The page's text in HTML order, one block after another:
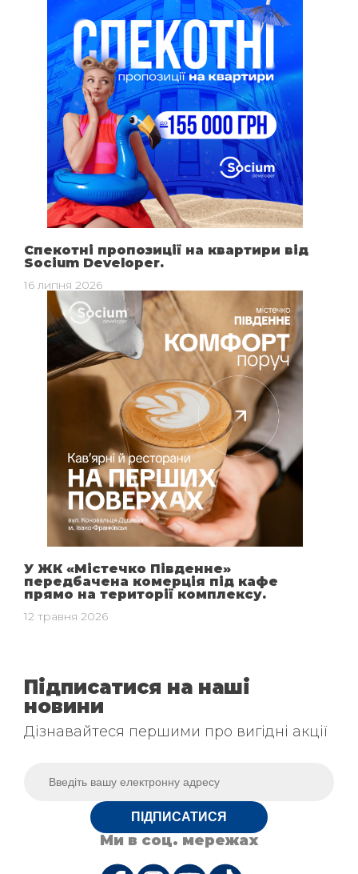
Спекотні пропозиції на квартири від
Socium Developer.
16 липня 2026
У ЖК «Містечко Південне»
передбачена комерція під кафе
прямо на території комплексу.
12 травня 2026
Підписатися на наші
новини
Дізнавайтеся першими про вигідні акції
ПІДПИСАТИСЯ
Ми в соц. мережах